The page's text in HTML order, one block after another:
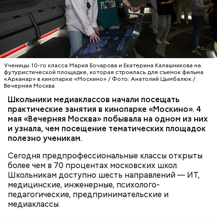
Ученицы 10-го класса Мария Бочарова и Екатерина Калашникова на
футуристической площадке, которая строилась для съемок фильма
«Арканар» в кинопарке «Москино» / Фото: Анатолий Цымбалюк /
Вечерняя Москва
Школьники медиаклассов начали посещать
практические занятия в кинопарке «Москино». 4
мая «Вечерняя Москва» побывала на одном из них
и узнала, чем посещение тематических площадок
полезно ученикам.
Сегодня предпрофессиональные классы открыты
более чем в 70 процентах московских школ.
Школьникам доступно шесть направлений — ИТ,
медицинские, инженерные, психолого-
педагогические, предпринимательские и
медиаклассы.
— Мы более десяти лет развиваем
предпрофессиональные классы, чтобы школьники
еще во время учебы могли получить первый
практический опыт и осознанно выбрать будущую
профессию, — отметила заместитель мэра Москвы
по вопросам социального развития Анастасия
Ракова. — Речь идет о полноценном погружении:
ребята работают на реальных площадках вместе с
действующими специалистами из интересующей
их сферы. Одно из направлений
предпрофессионального образования —
медиаклассы, в которых сегодня учатся более
шести тысяч школьников.
«Москино», где, помимо школьников, практику
проходят и студенты киноколледжей. Здесь они
знакомятся с основами кинопроизводства.
МОЛОДЕЖЬ ОБРАЗОВАНИЕ
МОСКВА
ШКОЛЫ
МОСКИНО
инфраструктуры ведется под надзором
специалистов Мосгосстройнадзора.
контрольно-надзорных мероприятий. Инспекторы
Комитета оценивали соответствие выполненных
работ и применяемых материалов требованиям
проектной документации и утвержденным
архитектурно-градостроительным решениям. Это
гарантирует качество и безопасность зданий при
их дальнейшей эксплуатации.